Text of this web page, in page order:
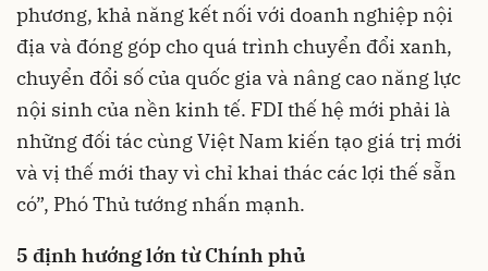
phương, khả năng kết nối với doanh nghiệp nội
địa và đóng góp cho quá trình chuyển đổi xanh,
chuyển đổi số của quốc gia và nâng cao năng lực
nội sinh của nền kinh tế. FDI thế hệ mới phải là
những đối tác cùng Việt Nam kiến tạo giá trị mới
và vị thế mới thay vì chỉ khai thác các lợi thế sẵn
có”, Phó Thủ tướng nhấn mạnh.
5 định hướng lớn từ Chính phủ